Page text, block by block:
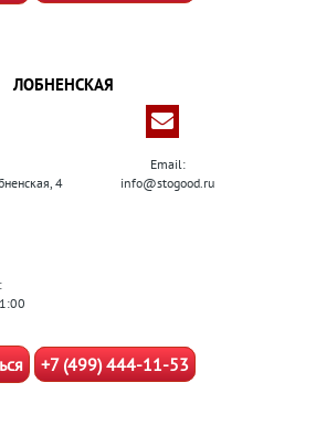
ЛОБНЕНСКАЯ
4
Email:
info@stogood.ru
+7 (499) 444-11-53